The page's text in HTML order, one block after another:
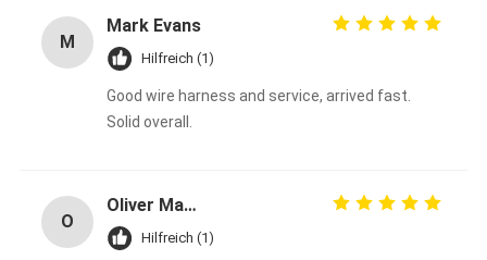
M
Mark Evans
Hilfreich (1)
Good wire harness and service, arrived fast.
Solid overall.
O
Oliver Martinez
Hilfreich (1)